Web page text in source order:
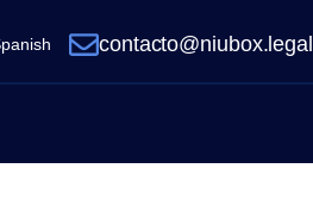
contacto@niubox.legal